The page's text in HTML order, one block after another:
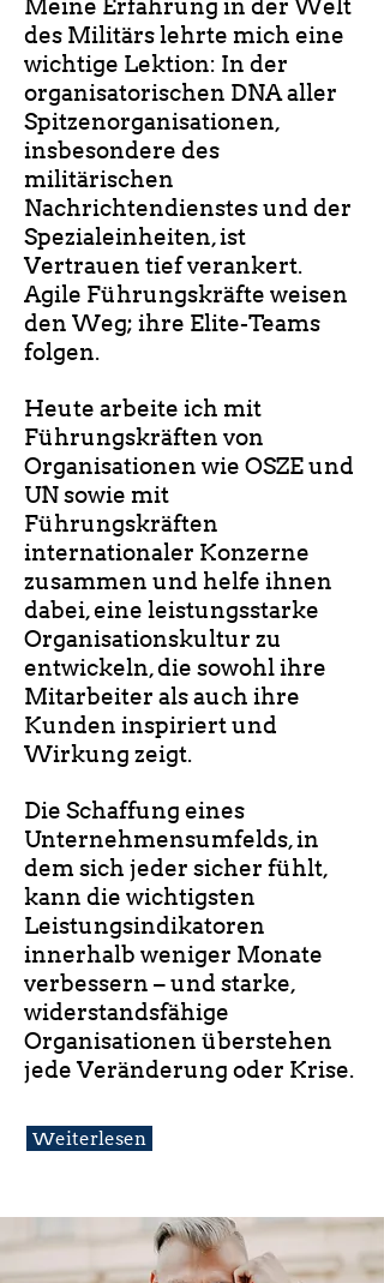
Meine Erfahrung in der Welt
des Militärs lehrte mich eine
wichtige Lektion: In der
organisatorischen DNA aller
Spitzenorganisationen,
insbesondere des
militärischen
Nachrichtendienstes und der
Spezialeinheiten, ist
Vertrauen tief verankert.
Agile Führungskräfte weisen
den Weg; ihre Elite-Teams
folgen.
Heute arbeite ich mit
Führungskräften von
Organisationen wie OSZE und
UN sowie mit
Führungskräften
internationaler Konzerne
zusammen und helfe ihnen
dabei, eine leistungsstarke
Organisationskultur zu
entwickeln, die sowohl ihre
Mitarbeiter als auch ihre
Kunden inspiriert und
Wirkung zeigt.
Die Schaffung eines
Unternehmensumfelds, in
dem sich jeder sicher fühlt,
kann die wichtigsten
Leistungsindikatoren
innerhalb weniger Monate
verbessern – und starke,
widerstandsfähige
Organisationen überstehen
jede Veränderung oder Krise.
Weiterlesen